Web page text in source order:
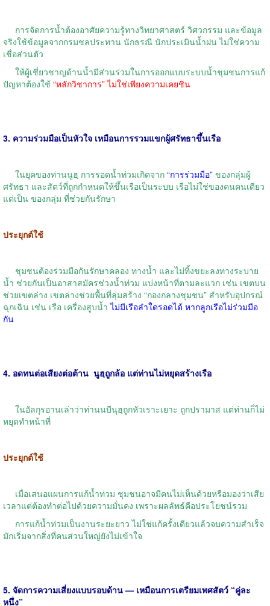
การจัดการน้ำต้องอาศัยความรู้ทางวิทยาศาสตร์ วิศวกรรม และข้อมูล
จริงใช้ข้อมูลจากกรมชลประทาน นักธรณี นักประเมินน้ำฝน ไม่ใช่ความ
เชื่อส่วนตัว
ให้ผู้เชี่ยวชาญด้านน้ำมีส่วนร่วมในการออกแบบระบบน้ำชุมชนการแก้
ปัญหาต้องใช้ “หลักวิชาการ” ไม่ใช่เพียงความเคยชิน
3. ความร่วมมือเป็นหัวใจ เหมือนการรวมแขกผู้ศรัทธาขึ้นเรือ
ในยุคของท่านนูฮฺ การรอดน้ำท่วมเกิดจาก “การร่วมมือ” ของกลุ่มผู้
ศรัทธา และสัตว์ที่ถูกกำหนดให้ขึ้นเรือเป็นระบบ เรือไม่ใช่ของคนคนเดียว
แต่เป็น ของกลุ่ม ที่ช่วยกันรักษา
ประยุกต์ใช้
ชุมชนต้องร่วมมือกันรักษาคลอง ทางน้ำ และไม่ทิ้งขยะลงทางระบาย
น้ำ ช่วยกันเป็นอาสาสมัครช่วงน้ำท่วม แบ่งหน้าที่ตามละแวก เช่น เขตบน
ช่วยเขตล่าง เขตล่างช่วยพื้นที่ลุ่มสร้าง “กองกลางชุมชน” สำหรับอุปกรณ์
ฉุกเฉิน เช่น เรือ เครื่องสูบน้ำ ไม่มีเรือลำใดรอดได้ หากลูกเรือไม่ร่วมมือ
กัน
4. อดทนต่อเสียงต่อต้าน นูฮฺถูกล้อ แต่ท่านไม่หยุดสร้างเรือ
ในอัลกุรอานเล่าว่าท่านนบีนุฮฺถูกหัวเราะเยาะ ถูกปรามาส แต่ท่านก็ไม่
หยุดทำหน้าที่
ประยุกต์ใช้
เมื่อเสนอแผนการแก้น้ำท่วม ชุมชนอาจมีคนไม่เห็นด้วยหรือมองว่าเสีย
เวลาแต่ต้องทำต่อไปด้วยความมั่นคง เพราะผลลัพธ์คือประโยชน์รวม
การแก้น้ำท่วมเป็นงานระยะยาว ไม่ใช่แก้ครั้งเดียวแล้วจบความสำเร็จ
มักเริ่มจากสิ่งที่คนส่วนใหญ่ยังไม่เข้าใจ
5. จัดการความเสี่ยงแบบรอบด้าน — เหมือนการเตรียมเพศสัตว์ “คู่ละ
หนึ่ง”